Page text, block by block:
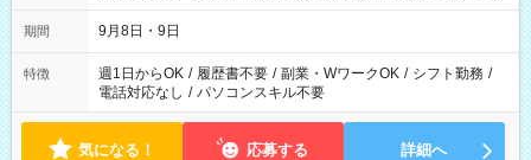
時間は変更となる可能性があります
期間 9月8日・9日
特徴 週1日からOK / 履歴書不要 / 副業・WワークOK / シフト勤務 /
電話対応なし / パソコンスキル不要
気になる！ 応募する 詳細へ